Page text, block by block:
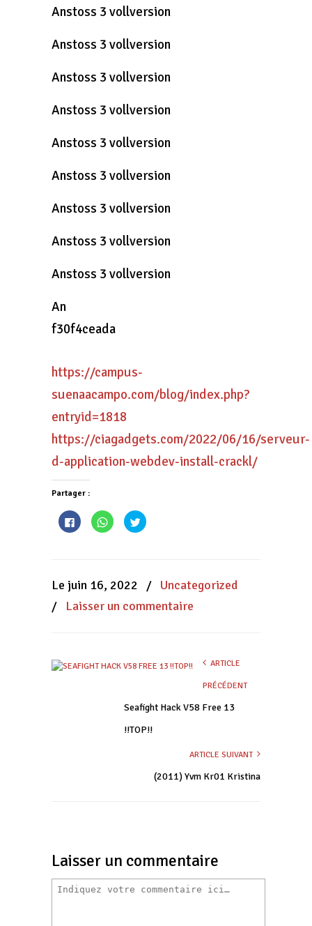
Anstoss 3 vollversion
Anstoss 3 vollversion
Anstoss 3 vollversion
Anstoss 3 vollversion
Anstoss 3 vollversion
Anstoss 3 vollversion
Anstoss 3 vollversion
Anstoss 3 vollversion
Anstoss 3 vollversion
An
f30f4ceada
https://campus-
suenaacampo.com/blog/index.php?
entryid=1818
https://ciagadgets.com/2022/06/16/serveur-
d-application-webdev-install-crackl/
Partager :
Cliquez
pour
partager
fenêtre)
Cliquez
pour
partager
fenêtre)
Cliquez
pour
fenêtre)
Le juin 16, 2022 / Uncategorized
/ Laisser un commentaire
ARTICLE
PRÉCÉDENT
Seafight Hack V58 Free 13
!!TOP!!
ARTICLE SUIVANT
(2011) Yvm Kr01 Kristina
Laisser un commentaire